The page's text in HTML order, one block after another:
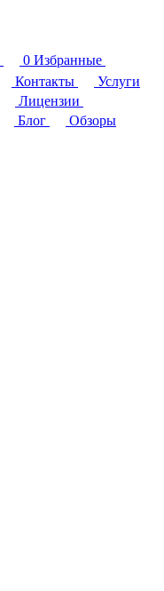
0 Избранные
Контакты
Услуги
Лицензии
Блог Обзоры